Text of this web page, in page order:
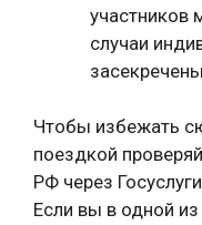
участников
случаи
Чтобы избежать
поездкой
РФ через
Если вы в одной